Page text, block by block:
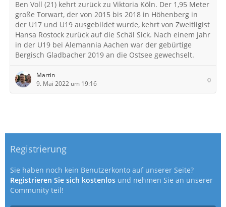
Ben Voll (21) kehrt zurück zu Viktoria Köln. Der 1,95 Meter
große Torwart, der von 2015 bis 2018 in Höhenberg in
der U17 und U19 ausgebildet wurde, kehrt von Zweitligist
Hansa Rostock zurück auf die Schäl Sick. Nach einem Jahr
in der U19 bei Alemannia Aachen war der gebürtige
Bergisch Gladbacher 2019 an die Ostsee gewechselt.
Martin
9. Mai 2022 um 19:16
0
Registrierung
Sie haben noch kein Benutzerkonto auf unserer Seite?
Registrieren Sie sich kostenlos und nehmen Sie an unserer
Community teil!